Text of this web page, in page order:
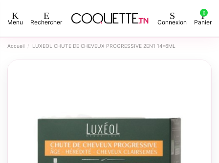
Menu Rechercher Connexion
0
Panier
Accueil LUXEOL CHUTE DE CHEVEUX PROGRESSIVE 2EN1 14*6ML